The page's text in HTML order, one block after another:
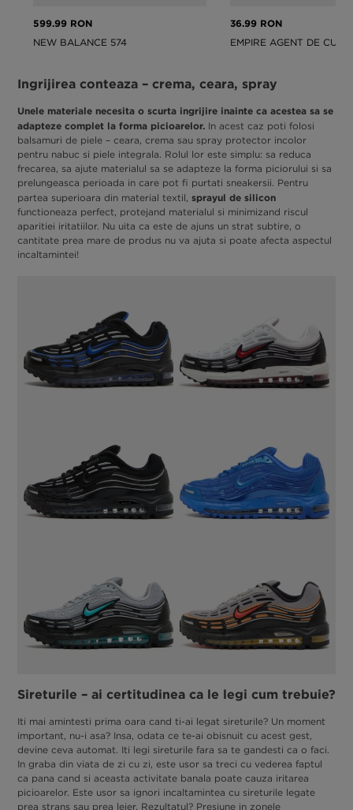
599.99 RON
NEW BALANCE 574
36.99 RON
Ingrijirea conteaza – crema, ceara, spray
Unele materiale necesita o scurta ingrijire inainte ca acestea sa se
adapteze complet la forma picioarelor. In acest caz poti folosi
balsamuri de piele – ceara, crema sau spray protector incolor
pentru nabuc si piele integrala. Rolul lor este simplu: sa reduca
frecarea, sa ajute materialul sa se adapteze la forma piciorului si sa
prelungeasca perioada in care pot fi purtati sneakersii. Pentru
partea superioara din material textil, sprayul de silicon
functioneaza perfect, protejand materialul si minimizand riscul
aparitiei iritatiilor. Nu uita ca este de ajuns un strat subtire, o
cantitate prea mare de produs nu va ajuta si poate afecta aspectul
incaltamintei!
Sireturile – ai certitudinea ca le legi cum trebuie?
Iti mai amintesti prima oara cand ti-ai legat sireturile? Un moment
important, nu-i asa? Insa, odata ce te-ai obisnuit cu acest gest,
devine ceva automat. Iti legi sireturile fara sa te gandesti ca o faci.
In graba din viata de zi cu zi, este usor sa treci cu vederea faptul
ca pana cand si aceasta activitate banala poate cauza iritarea
picioarelor. Este usor sa ignori incaltamintea cu sireturile legate
prea strans sau prea lejer. Rezultatul? Presiune in zonele